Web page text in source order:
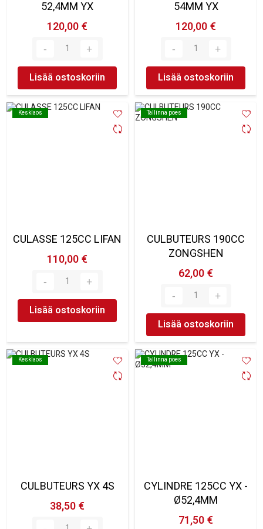
52,4MM YX
120,00 €
Lisää ostoskoriin
54MM YX
120,00 €
Lisää ostoskoriin
Kesklaos
Kesklaos
CULASSE 125CC LIFAN
110,00 €
Lisää ostoskoriin
Tallinna poes
Tallinna poes
CULBUTEURS 190CC
ZONGSHEN
62,00 €
Lisää ostoskoriin
Kesklaos
Kesklaos
CULBUTEURS YX 4S
38,50 €
Tallinna poes
Tallinna poes
CYLINDRE 125CC YX -
Ø52,4MM
71,50 €